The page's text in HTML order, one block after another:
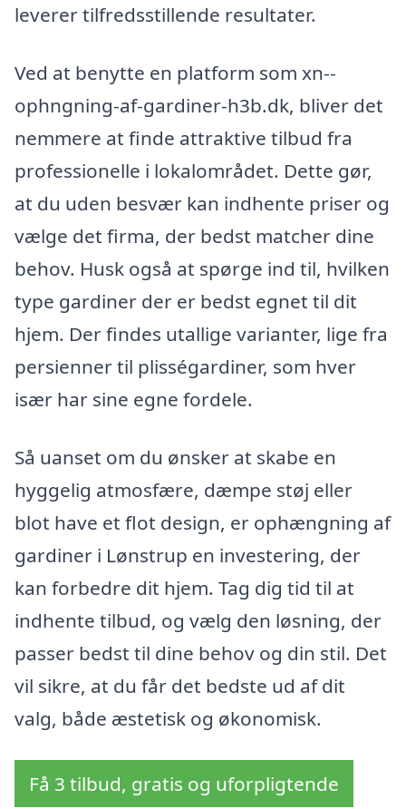
leverer tilfredsstillende resultater.
Ved at benytte en platform som xn--
ophngning-af-gardiner-h3b.dk, bliver det
nemmere at finde attraktive tilbud fra
professionelle i lokalområdet. Dette gør,
at du uden besvær kan indhente priser og
vælge det firma, der bedst matcher dine
behov. Husk også at spørge ind til, hvilken
type gardiner der er bedst egnet til dit
hjem. Der findes utallige varianter, lige fra
persienner til plisségardiner, som hver
især har sine egne fordele.
Så uanset om du ønsker at skabe en
hyggelig atmosfære, dæmpe støj eller
blot have et flot design, er ophængning af
gardiner i Lønstrup en investering, der
kan forbedre dit hjem. Tag dig tid til at
indhente tilbud, og vælg den løsning, der
passer bedst til dine behov og din stil. Det
vil sikre, at du får det bedste ud af dit
valg, både æstetisk og økonomisk.
Få 3 tilbud, gratis og uforpligtende